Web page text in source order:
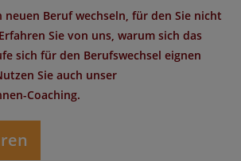
neuen Beruf wechseln, für den Sie nicht
Sie von uns, warum sich das
sich für den Berufswechsel eignen
Sie auch unser
Coaching.